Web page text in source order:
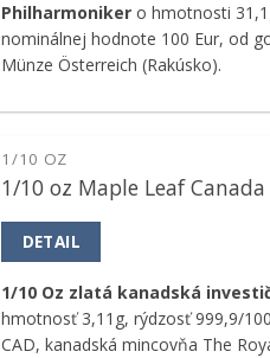
Philharmoniker o hmotnosti
nominálnej hodnote 100 Eur, od
Münze Österreich (Rakúsko).
1/10 OZ
1/10 oz Maple Leaf
DETAIL
1/10 Oz zlatá kanadská
hmotnosť 3,11g, rýdzosť 999,9/
CAD, kanadská mincovňa The